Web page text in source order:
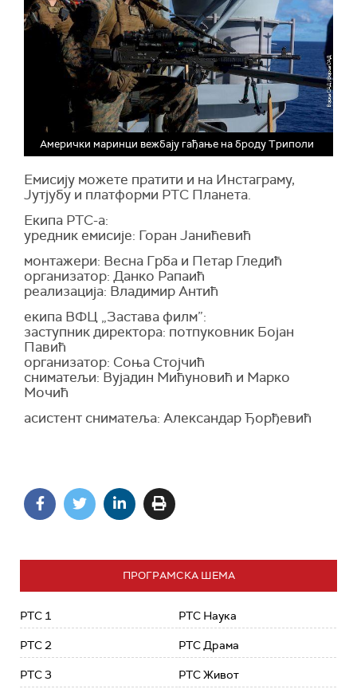
Амерички маринци вежбају гађање на броду Триполи
Емисију можете пратити и на Инстаграму,
Јутјубу и платформи РТС Планета.
Екипа РТС-а:
уредник емисије: Горан Јанићевић
монтажери: Весна Грба и Петар Гледић
организатор: Данко Рапаић
реализација: Владимир Антић
екипа ВФЦ „Застава филм”:
заступник директора: потпуковник Бојан
Павић
организатор: Соња Стојчић
сниматељи: Вујадин Мићуновић и Марко
Мочић
асистент сниматеља: Александар Ђорђевић
ПРОГРАМСКА ШЕМА
РТС 1
РТС 2
РТС 3
РТС Наука
РТС Драма
РТС Живот